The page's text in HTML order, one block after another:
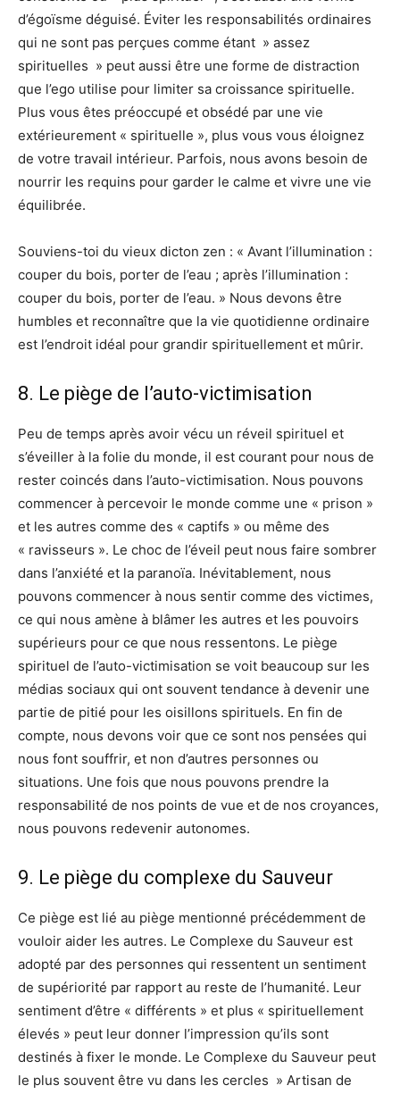
d’égoïsme déguisé. Éviter les responsabilités ordinaires
qui ne sont pas perçues comme étant » assez
spirituelles » peut aussi être une forme de distraction
que l’ego utilise pour limiter sa croissance spirituelle.
Plus vous êtes préoccupé et obsédé par une vie
extérieurement « spirituelle », plus vous vous éloignez
de votre travail intérieur. Parfois, nous avons besoin de
nourrir les requins pour garder le calme et vivre une vie
équilibrée.
Souviens-toi du vieux dicton zen : « Avant l’illumination :
couper du bois, porter de l’eau ; après l’illumination :
couper du bois, porter de l’eau. » Nous devons être
humbles et reconnaître que la vie quotidienne ordinaire
est l’endroit idéal pour grandir spirituellement et mûrir.
8. Le piège de l’auto-victimisation
Peu de temps après avoir vécu un réveil spirituel et
s’éveiller à la folie du monde, il est courant pour nous de
rester coincés dans l’auto-victimisation. Nous pouvons
commencer à percevoir le monde comme une « prison »
et les autres comme des « captifs » ou même des
« ravisseurs ». Le choc de l’éveil peut nous faire sombrer
dans l’anxiété et la paranoïa. Inévitablement, nous
pouvons commencer à nous sentir comme des victimes,
ce qui nous amène à blâmer les autres et les pouvoirs
supérieurs pour ce que nous ressentons. Le piège
spirituel de l’auto-victimisation se voit beaucoup sur les
médias sociaux qui ont souvent tendance à devenir une
partie de pitié pour les oisillons spirituels. En fin de
compte, nous devons voir que ce sont nos pensées qui
nous font souffrir, et non d’autres personnes ou
situations. Une fois que nous pouvons prendre la
responsabilité de nos points de vue et de nos croyances,
nous pouvons redevenir autonomes.
9. Le piège du complexe du Sauveur
Ce piège est lié au piège mentionné précédemment de
vouloir aider les autres. Le Complexe du Sauveur est
adopté par des personnes qui ressentent un sentiment
de supériorité par rapport au reste de l’humanité. Leur
sentiment d’être « différents » et plus « spirituellement
élevés » peut leur donner l’impression qu’ils sont
destinés à fixer le monde. Le Complexe du Sauveur peut
le plus souvent être vu dans les cercles » Artisan de